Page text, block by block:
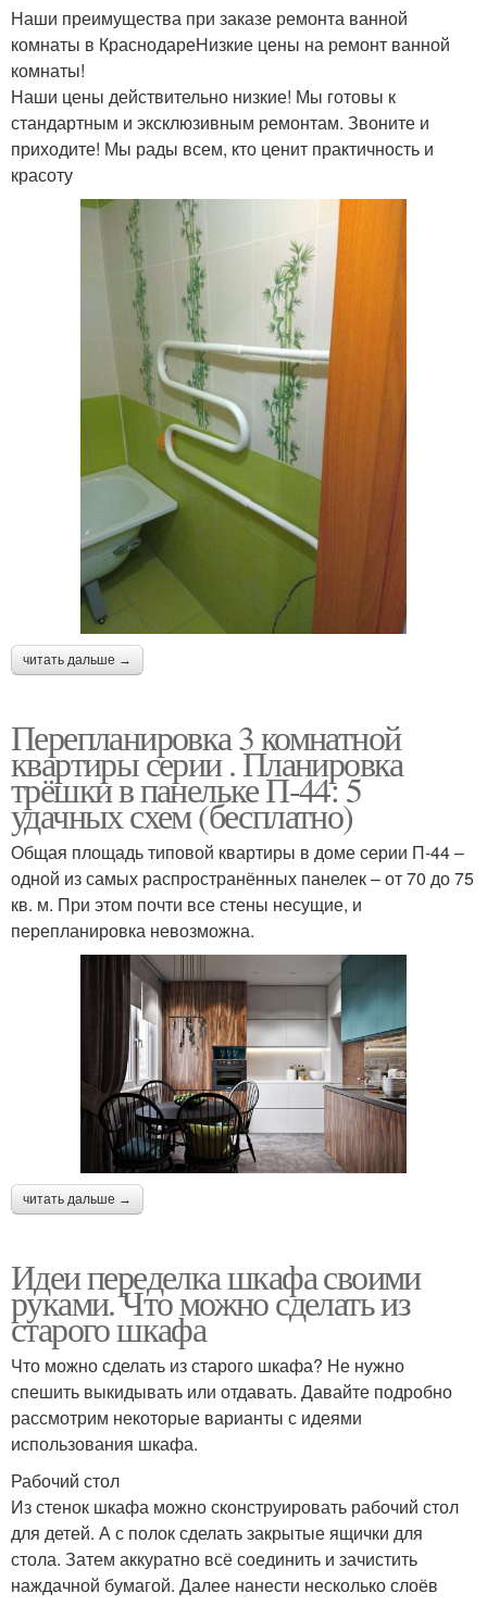
Наши преимущества при заказе ремонта ванной
комнаты в КраснодареНизкие цены на ремонт ванной
комнаты!
Наши цены действительно низкие! Мы готовы к
стандартным и эксклюзивным ремонтам. Звоните и
приходите! Мы рады всем, кто ценит практичность и
красоту
читать дальше →
Перепланировка 3 комнатной
квартиры серии . Планировка
трёшки в панельке П-44: 5
удачных схем (бесплатно)
Общая площадь типовой квартиры в доме серии П-44 –
одной из самых распространённых панелек – от 70 до 75
кв. м. При этом почти все стены несущие, и
перепланировка невозможна.
читать дальше →
Идеи переделка шкафа своими
руками. Что можно сделать из
старого шкафа
Что можно сделать из старого шкафа? Не нужно
спешить выкидывать или отдавать. Давайте подробно
рассмотрим некоторые варианты с идеями
использования шкафа.
Рабочий стол
Из стенок шкафа можно сконструировать рабочий стол
для детей. А с полок сделать закрытые ящички для
стола. Затем аккуратно всё соединить и зачистить
наждачной бумагой. Далее нанести несколько слоёв